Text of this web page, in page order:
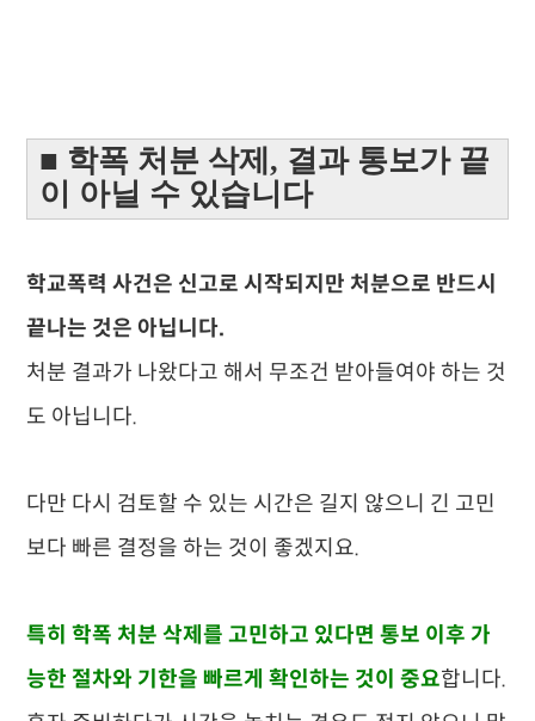
■ 학폭 처분 삭제, 결과 통보가 끝
이 아닐 수 있습니다
학교폭력 사건은 신고로 시작되지만 처분으로 반드시
끝나는 것은 아닙니다.
처분 결과가 나왔다고 해서 무조건 받아들여야 하는 것
도 아닙니다.
다만 다시 검토할 수 있는 시간은 길지 않으니 긴 고민
보다 빠른 결정을 하는 것이 좋겠지요.
특히 학폭 처분 삭제를 고민하고 있다면 통보 이후 가
능한 절차와 기한을 빠르게 확인하는 것이 중요합니다.